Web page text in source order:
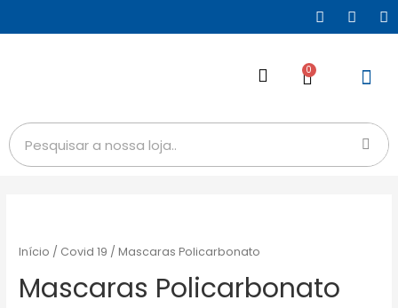
0
Início / Covid 19 / Mascaras Policarbonato
Mascaras Policarbonato